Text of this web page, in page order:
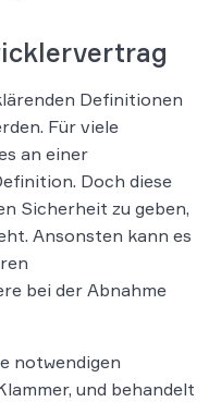
Definitionen
Für viele
an einer
Doch diese
Sicherheit zu geben,
Ansonsten kann es
bei der Abnahme
notwendigen
und behandelt